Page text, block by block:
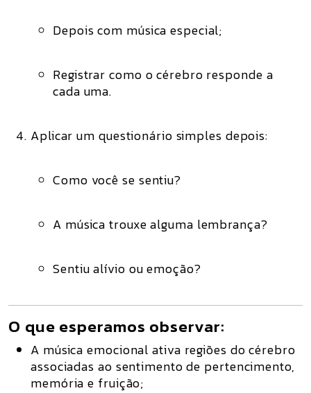
Depois com música especial;
Registrar como o cérebro responde a
cada uma.
Aplicar um questionário simples depois:
Como você se sentiu?
A música trouxe alguma lembrança?
Sentiu alívio ou emoção?
O que esperamos observar:
A música emocionalativa regiões do cérebro
associadas ao sentimento de pertencimento,
memória e fruição;